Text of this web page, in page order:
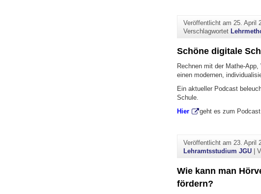
Veröffentlicht am25. April
Verschlagwortet
Schöne digitale
Rechnen mit der Mathe-
einen modernen,
Ein aktueller Podcast
Schule.
Hier
geht es zum
Veröffentlicht am 23. April
Lehramtsstudium JGU |
Wie kann man
fördern?